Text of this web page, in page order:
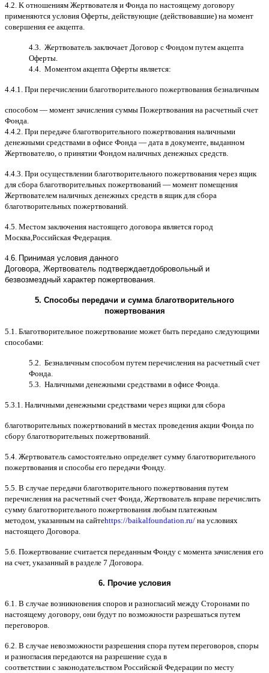
4.2. K отношениям Жертвователя и Фонда по настоящему договору
применяются условия Оферты, действующие (действовавшие) на момент
совершения ее акцепта.
4.3. Жертвователь заключает Договор c Фондом путем акцепта
Оферты.
4.4. Моментом акцепта Оферты является:
4.4.1. При перечислении благотворительного пожертвования безналичным
способом — момент зачисления суммы Пожертвования на расчетный счет
Фонда.
4.4.2. При передаче благотворительного пожертвования наличными
денежными средствами в офисе Фонда — дата в документе, выданном
Жертвователю, o принятии Фондом наличных денежных средств.
4.4.3. При осуществлении благотворительного пожертвования через ящик
для сбора благотворительных пожертвований — момент помещения
Жертвователем наличных денежных средств в ящик для сбора
благотворительных пожертвований.
4.5. Местом заключения настоящего договора является город
Москва,Российская Федерация.
4.6. Принимая условия данного
Договора, Жертвователь подтверждаетдобровольный и
безвозмездный характер пожертвования.
5. Способы передачи и сумма благотворительного
пожертвования
5.1. Благотворительное пожертвование может быть передано следующими
способами:
5.2. Безналичным способом путем перечисления на расчетный счет
Фонда.
5.3. Наличными денежными средствами в офисе Фонда.
5.3.1. Наличными денежными средствами через ящики для сбора
благотворительных пожертвований в местах проведения акции Фонда по
сбору благотворительных пожертвований.
5.4. Жертвователь самостоятельно определяет сумму благотворительного
пожертвования и способы его передачи Фонду.
5.5. B случае передачи благотворительного пожертвования путем
перечисления на расчетный счет Фонда, Жертвователь вправе перечислить
сумму благотворительного пожертвования любым платежным
методом, указанным на сайтеhttps://baikalfoundation.ru/ на условиях
настоящего Договора.
5.6. Пожертвование считается переданным Фонду с момента зачисления его
на счет, указанный в разделе 7 Договора.
6. Прочие условия
6.1. B случае возникновения споров и разногласий между Сторонами по
настоящему договору, они будут по возможности разрешаться путем
переговоров.
6.2. B случае невозможности разрешения спора путем переговоров, споры
и разногласия передаются на разрешение суда в
соответствии c законодательством Российской Федерации по месту